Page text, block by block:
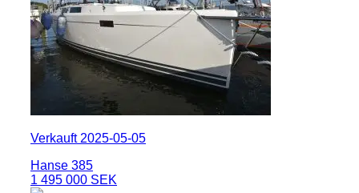
Verkauft 2025-05-05
Hanse 385
1 495 000 SEK